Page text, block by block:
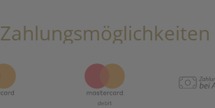
Zahlungsmöglichkeiten